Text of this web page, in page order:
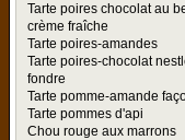
Tarte poires chocolat au
crème fraîche
Tarte poires-amandes
Tarte poires-chocolat
fondre
Tarte pomme-amande
Tarte pommes d'api
Chou rouge aux marrons